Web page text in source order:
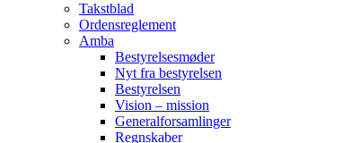
Takstblad
Ordensreglement
Amba
Bestyrelsesmøder
Nyt fra bestyrelsen
Bestyrelsen
Vision – mission
Generalforsamlinger
Regnskaber